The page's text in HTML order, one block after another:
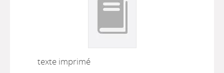
texte imprimé